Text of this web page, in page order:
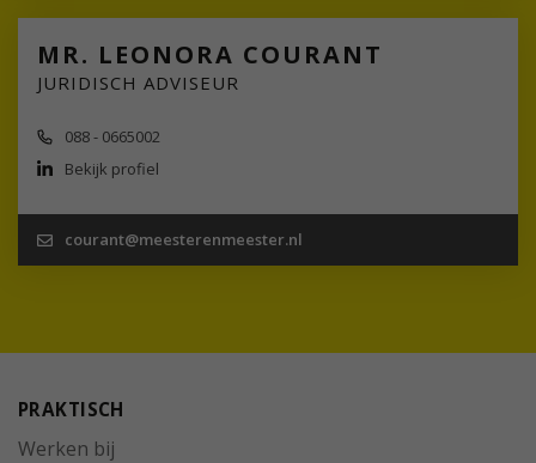
MR. LEONORA COURANT
JURIDISCH ADVISEUR
088 - 0665002
Bekijk profiel
courant@meesterenmeester.nl
PRAKTISCH
Werken bij